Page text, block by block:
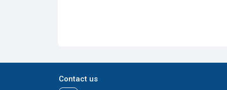
Contact us